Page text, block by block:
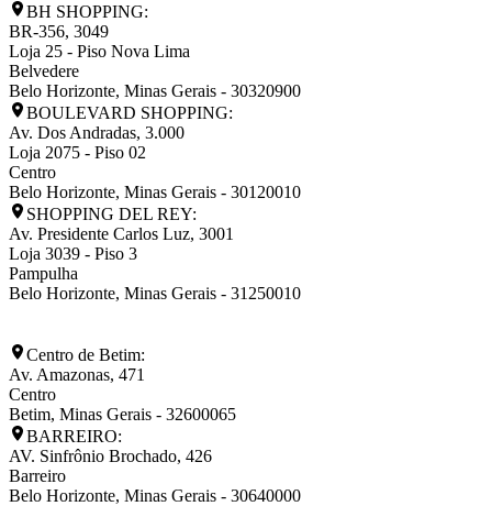
BH SHOPPING:
BR-356, 3049
Loja 25 - Piso Nova Lima
Belvedere
Belo Horizonte, Minas Gerais - 30320900
BOULEVARD SHOPPING:
Av. Dos Andradas, 3.000
Loja 2075 - Piso 02
Centro
Belo Horizonte, Minas Gerais - 30120010
SHOPPING DEL REY:
Av. Presidente Carlos Luz, 3001
Loja 3039 - Piso 3
Pampulha
Belo Horizonte, Minas Gerais - 31250010
Centro de Betim:
Av. Amazonas, 471
Centro
Betim, Minas Gerais - 32600065
BARREIRO:
AV. Sinfrônio Brochado, 426
Barreiro
Belo Horizonte, Minas Gerais - 30640000